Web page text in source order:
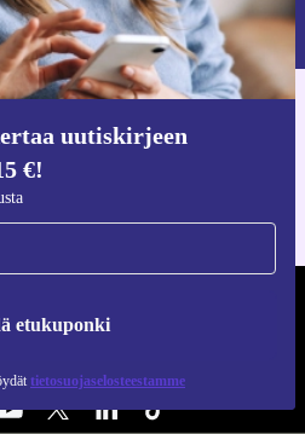
uutiskirjeen
€!
etukuponki
tietosuojaselosteestamme
löydättietosuojaselosteestamme.
ja Androidille